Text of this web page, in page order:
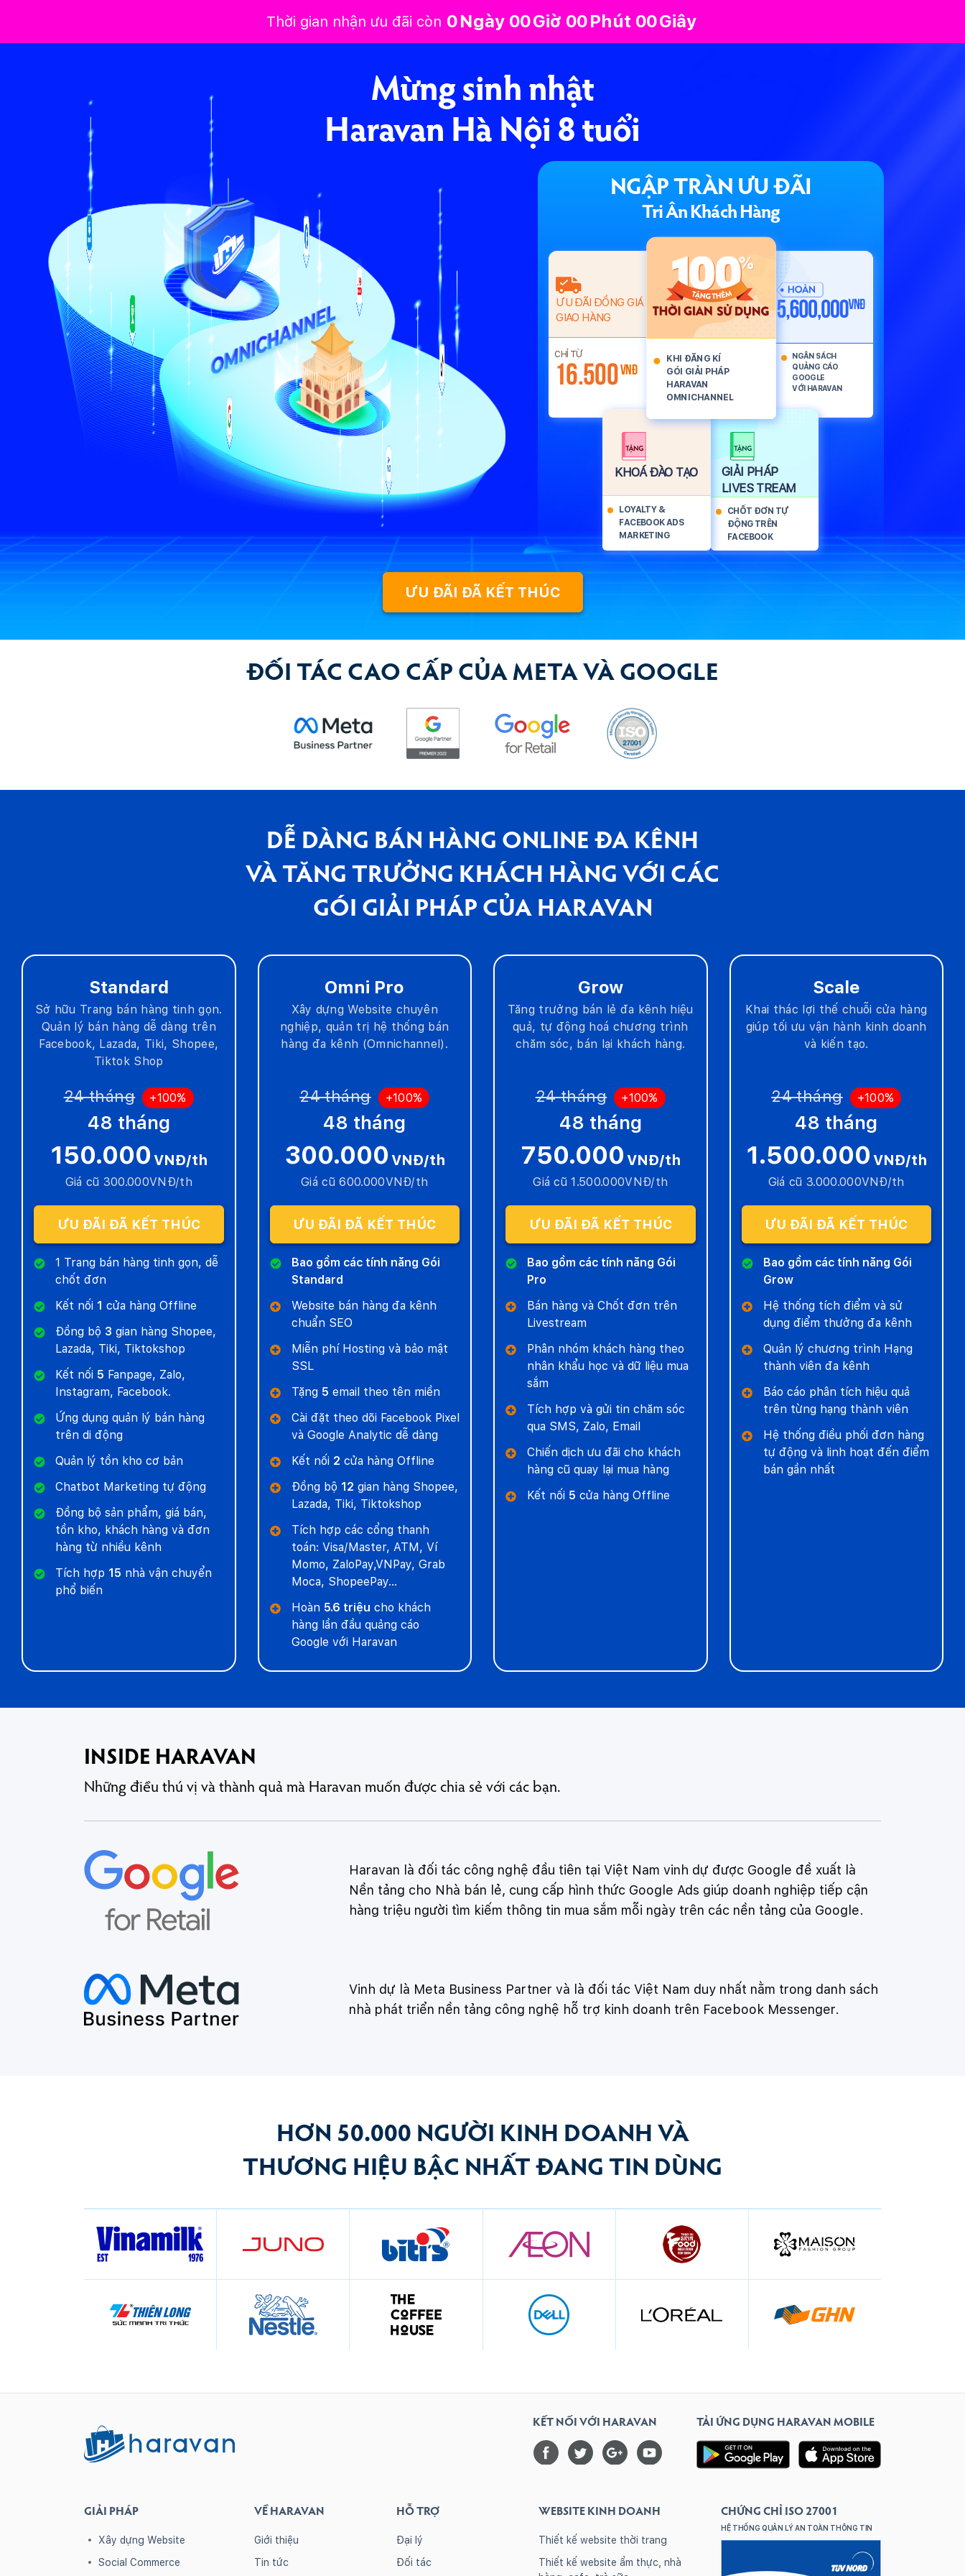
0Ngày 00Giờ 00Phút 00Giây
Thời gian nhận ưu đãi còn
Mừng sinh nhật
Haravan Hà Nội 8 tuổi
NGẬP TRÀN ƯU ĐÃI
Tri Ân Khách Hàng
KHI ĐĂNG KÍ
GÓI GIẢI PHÁP
HARAVAN
OMNICHANNEL
ƯU ĐÃI ĐỒNG GIÁ
GIAO HÀNG
CHỈ TỪ
16.500VNĐ
NGÂN SÁCH
QUẢNG CÁO
GOOGLE
VỚI HARAVAN
KHOÁ ĐÀO TẠO
LOYALTY &
FACEBOOK ADS
MARKETING
GIẢI PHÁP
LIVES TREAM
CHỐT ĐƠN TỰ
ĐỘNG TRÊN
FACEBOOK
ƯU ĐÃI ĐÃ KẾT THÚC
ĐỐI TÁC CAO CẤP CỦA META VÀ GOOGLE
DỄ DÀNG BÁN HÀNG ONLINE ĐA KÊNH
VÀ TĂNG TRƯỞNG KHÁCH HÀNG VỚI CÁC
GÓI GIẢI PHÁP CỦA HARAVAN
Standard
Sở hữu Trang bán hàng tinh gọn.
Quản lý bán hàng dễ dàng trên
Facebook, Lazada, Tiki, Shopee,
Tiktok Shop
24 tháng +100%
48 tháng
150.000 VNĐ/th
Giá cũ 300.000VNĐ/th
ƯU ĐÃI ĐÃ KẾT THÚC
1 Trang bán hàng tinh gọn, dễ
chốt đơn
Kết nối 1 cửa hàng Offline
Đồng bộ 3 gian hàng Shopee,
Lazada, Tiki, Tiktokshop
Kết nối 5 Fanpage, Zalo,
Instagram, Facebook.
Ứng dụng quản lý bán hàng
trên di động
Quản lý tồn kho cơ bản
Chatbot Marketing tự động
Đồng bộ sản phẩm, giá bán,
tồn kho, khách hàng và đơn
hàng từ nhiều kênh
Tích hợp 15 nhà vận chuyển
phổ biến
Omni Pro
Xây dựng Website chuyên
nghiệp, quản trị hệ thống bán
hàng đa kênh (Omnichannel).
24 tháng +100%
48 tháng
300.000 VNĐ/th
Giá cũ 600.000VNĐ/th
ƯU ĐÃI ĐÃ KẾT THÚC
Bao gồm các tính năng Gói
Standard
Website bán hàng đa kênh
chuẩn SEO
Miễn phí Hosting và bảo mật
SSL
Tặng 5 email theo tên miền
Cài đặt theo dõi Facebook Pixel
và Google Analytic dễ dàng
Kết nối 2 cửa hàng Offline
Đồng bộ 12 gian hàng Shopee,
Lazada, Tiki, Tiktokshop
Tích hợp các cổng thanh
toán: Visa/Master, ATM, Ví
Momo, ZaloPay,VNPay, Grab
Moca, ShopeePay…
Hoàn 5.6 triệu cho khách
hàng lần đầu quảng cáo
Google với Haravan
Grow
Tăng trưởng bán lẻ đa kênh hiệu
quả, tự động hoá chương trình
chăm sóc, bán lại khách hàng.
24 tháng +100%
48 tháng
750.000 VNĐ/th
Giá cũ 1.500.000VNĐ/th
ƯU ĐÃI ĐÃ KẾT THÚC
Bao gồm các tính năng Gói
Pro
Bán hàng và Chốt đơn trên
Livestream
Phân nhóm khách hàng theo
nhân khẩu học và dữ liệu mua
sắm
Tích hợp và gửi tin chăm sóc
qua SMS, Zalo, Email
Chiến dịch ưu đãi cho khách
hàng cũ quay lại mua hàng
Kết nối 5 cửa hàng Offline
Scale
Khai thác lợi thế chuỗi cửa hàng
giúp tối ưu vận hành kinh doanh
và kiến tạo.
24 tháng +100%
48 tháng
1.500.000 VNĐ/th
Giá cũ 3.000.000VNĐ/th
ƯU ĐÃI ĐÃ KẾT THÚC
Bao gồm các tính năng Gói
Grow
Hệ thống tích điểm và sử
dụng điểm thưởng đa kênh
Quản lý chương trình Hạng
thành viên đa kênh
Báo cáo phân tích hiệu quả
trên từng hạng thành viên
Hệ thống điều phối đơn hàng
tự động và linh hoạt đến điểm
bán gần nhất
INSIDE HARAVAN
Những điều thú vị và thành quả mà Haravan muốn được chia sẻ với các bạn.
Haravan là đối tác công nghệ đầu tiên tại Việt Nam vinh dự được Google đề xuất là
Nền tảng cho Nhà bán lẻ, cung cấp hình thức Google Ads giúp doanh nghiệp tiếp cận
hàng triệu người tìm kiếm thông tin mua sắm mỗi ngày trên các nền tảng của Google.
Vinh dự là Meta Business Partner và là đối tác Việt Nam duy nhất nằm trong danh sách
nhà phát triển nền tảng công nghệ hỗ trợ kinh doanh trên Facebook Messenger.
HƠN 50.000 NGƯỜI KINH DOANH VÀ
THƯƠNG HIỆU BẬC NHẤT ĐANG TIN DÙNG
KẾT NỐI VỚI HARAVAN TẢI ỨNG DỤNG HARAVAN MOBILE
GIẢI PHÁP
Xây dựng Website
Social Commerce
VỀ HARAVAN
Giới thiệu
Tin tức
HỖ TRỢ
Đại lý
Đối tác
WEBSITE KINH DOANH
Thiết kế website thời trang
Thiết kế website ẩm thực, nhà
CHỨNG CHỈ ISO 27001
HỆ THỐNG QUẢN LÝ AN TOÀN THÔNG TIN